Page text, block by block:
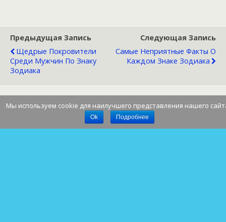
Предыдущая Запись
Щедрые Покровители
Среди Мужчин По Знаку
Зодиака
Следующая Запись
Самые Неприятные Факты О
Каждом Знаке Зодиака
Мы используем cookie для наилучшего представления нашего
Ok Подробнее
Наверх